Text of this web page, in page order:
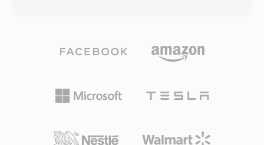
bài hát theo cách chuẩn hóa. OGA phát được
nguyên bản trên Firefox, các trình duyệt dựa
desktop Linux, phù hợp cho phân phối âm
hóa A-law và mu-law. Cấu trúc khối này còn hỗ
dấu, mang lại cho nhà phát triển game khả
năng kiểm soát chi tiết việc phát lại âm thanh.
— card Sound Blaster có thể phát dữ liệu VOC